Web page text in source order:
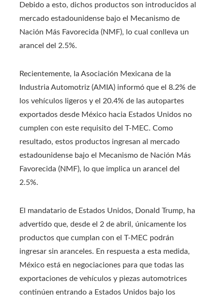
Debido a esto, dichos productos son introducidos al
mercado estadounidense bajo el Mecanismo de
Nación Más Favorecida (NMF), lo cual conlleva un
arancel del 2.5%.
Recientemente, la Asociación Mexicana de la
Industria Automotriz (AMIA) informó que el 8.2% de
los vehículos ligeros y el 20.4% de las autopartes
exportados desde México hacia Estados Unidos no
cumplen con este requisito del T-MEC. Como
resultado, estos productos ingresan al mercado
estadounidense bajo el Mecanismo de Nación Más
Favorecida (NMF), lo que implica un arancel del
2.5%.
El mandatario de Estados Unidos, Donald Trump, ha
advertido que, desde el 2 de abril, únicamente los
productos que cumplan con el T-MEC podrán
ingresar sin aranceles. En respuesta a esta medida,
México está en negociaciones para que todas las
exportaciones de vehículos y piezas automotrices
continúen entrando a Estados Unidos bajo los